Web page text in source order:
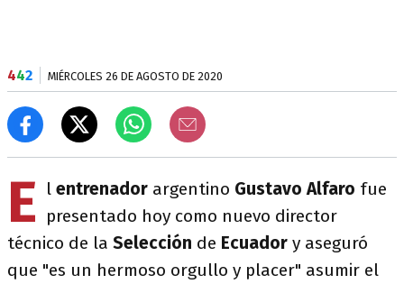
442 MIÉRCOLES 26 DE AGOSTO DE 2020
E l entrenador argentino Gustavo Alfaro fue
presentado hoy como nuevo director
técnico de la Selección de Ecuador y aseguró
que "es un hermoso orgullo y placer" asumir el